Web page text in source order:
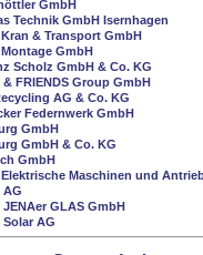
GmbH
Technik GmbH Isernhagen
& Transport GmbH
GmbH
Scholz GmbH & Co. KG
& FRIENDS Group GmbH
AG & Co. KG
Federnwerk GmbH
GmbH
GmbH & Co. KG
GmbH
Maschinen und
AG
JENAer GLAS GmbH
Solar AG